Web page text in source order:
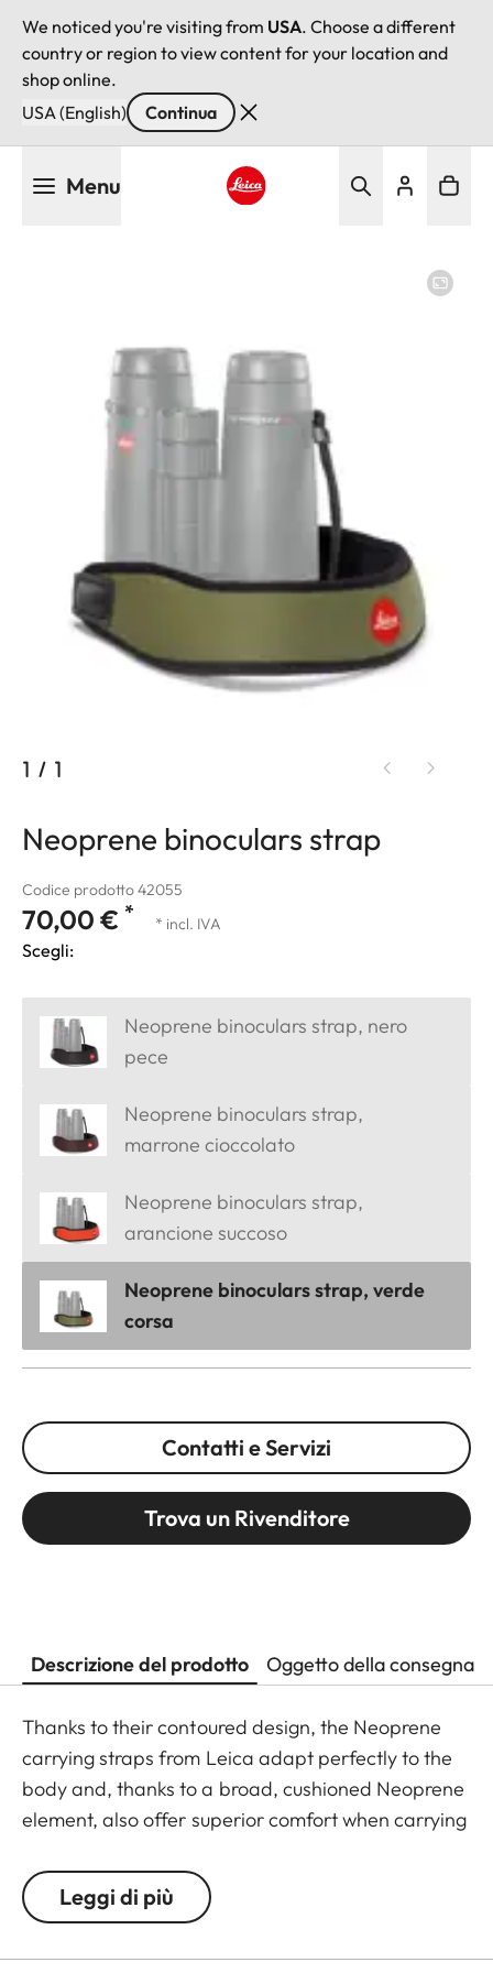
We noticed you're visiting from USA. Choose a different
country or region to view content for your location and
shop online.
USA (English)
Continua
Menu
1 / 1
Neoprene binoculars strap
Codice prodotto 42055
70,00 € * * incl. IVA
Scegli:
Neoprene binoculars strap, nero
pece
Neoprene binoculars strap,
marrone cioccolato
Neoprene binoculars strap,
arancione succoso
Neoprene binoculars strap, verde
corsa
Contatti e Servizi
Trova un Rivenditore
Descrizione del prodotto Oggetto della consegna
Thanks to their contoured design, the Neoprene
carrying straps from Leica adapt perfectly to the
body and, thanks to a broad, cushioned Neoprene
element, also offer superior comfort when carrying
guarantees ideal grip on the shoulder and
prevents binoculars slipping when walking or
Leggi di più